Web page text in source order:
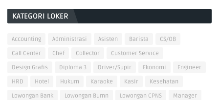
KATEGORI LOKER
Accounting Administrasi Asisten Barista
CS/OB
Call Center
Chef Collector
Customer Service
Design Grafis
Diploma 3 Driver/Supir Ekonomi
Engineer
HRD
Hotel Hukum Karaoke Kasir
Kesehatan
Lowongan Bank
Lowongan Bumn Lowongan CPNS
Manager